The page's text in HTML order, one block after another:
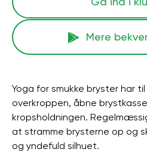
Mere
Yoga for smukke bryster har
overkroppen, åbne
kropsholdningen.
at stramme brysterne op og
og yndefuld silhuet.